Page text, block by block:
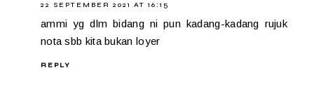
22 SEPTEMBER 2021 AT 16:15
ammi yg dlm bidang ni pun kadang-kadang rujuk
nota sbb kita bukan loyer
REPLY